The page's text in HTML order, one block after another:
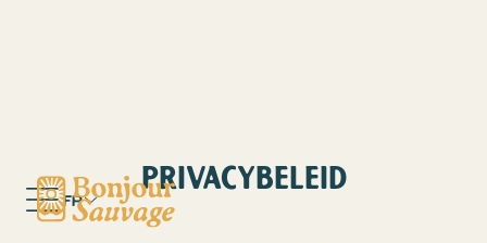
FR
PRIVACYBELEID